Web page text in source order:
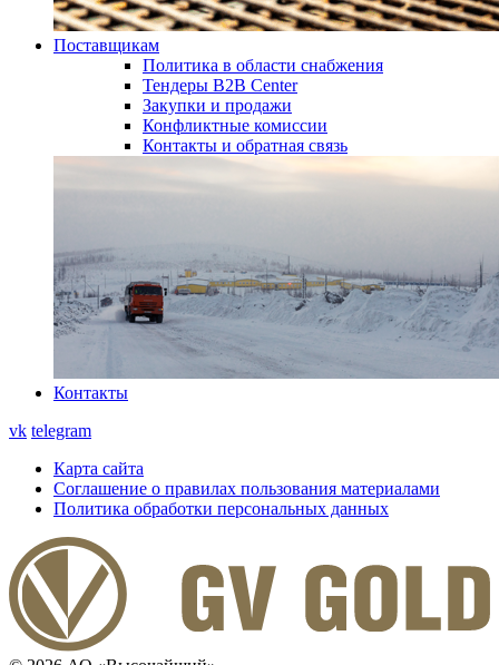
Поставщикам
Политика в области снабжения
Тендеры B2B Center
Закупки и продажи
Конфликтные комиссии
Контакты и обратная связь
Контакты
vk telegram
Карта сайта
Соглашение о правилах пользования материалами
Политика обработки персональных данных